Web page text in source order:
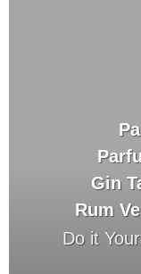
Gin
Rum
Do it